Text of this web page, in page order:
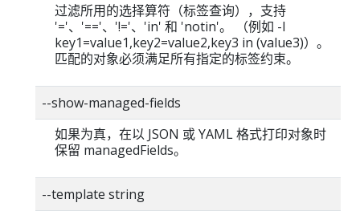
过滤所用的选择算符（标签查询），支持
'='、'=='、'!='、'in' 和 'notin'。 （例如 -l
key1=value1,key2=value2,key3 in (value3)）。
匹配的对象必须满足所有指定的标签约束。
--show-managed-fields
如果为真，在以 JSON 或 YAML 格式打印对象时
保留 managedFields。
--template string